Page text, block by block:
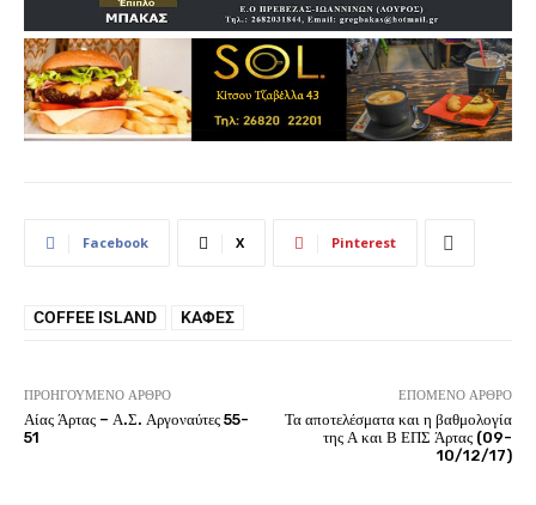
Facebook X Pinterest
COFFEE ISLAND ΚΑΦΈΣ
ΠΡΟΗΓΟΎΜΕΝΟ ΆΡΘΡΟ
Αίας Άρτας – Α.Σ. Αργοναύτες 55-
51
ΕΠΌΜΕΝΟ ΆΡΘΡΟ
Τα αποτελέσματα και η βαθμολογία
της Α και Β ΕΠΣ Άρτας (09-
10/12/17)